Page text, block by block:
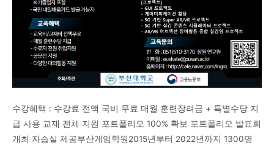
수강혜택 : 수강료 전액 국비 무료 매월 훈련장려금 + 특별수당 지
급 사용 교재 전체 지원 포트폴리오 100% 확보 포트폴리오 발표회
개최 자습실 제공부산게임학원2015년부터 2022년까지 1300명